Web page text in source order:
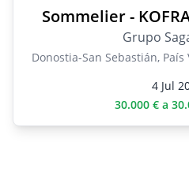
Sommelier -
Grupo
Donostia-San Sebastián, País
4 Jul
30.000 € a